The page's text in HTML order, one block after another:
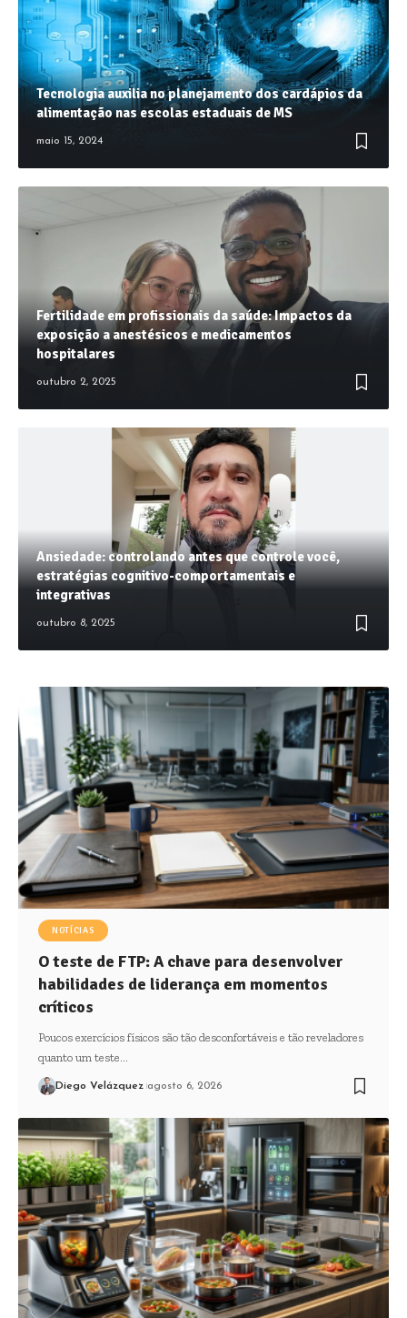
Tecnologia auxilia no planejamento dos cardápios da
alimentação nas escolas estaduais de MS
maio 15, 2024
Fertilidade em profissionais da saúde: Impactos da
exposição a anestésicos e medicamentos
hospitalares
outubro 2, 2025
Ansiedade: controlando antes que controle você,
estratégias cognitivo-comportamentais e
integrativas
outubro 8, 2025
NOTÍCIAS
O teste de FTP: A chave para desenvolver
habilidades de liderança em momentos
críticos
Poucos exercícios físicos são tão desconfortáveis e tão reveladores
quanto um teste…
Diego Velázquez agosto 6, 2026